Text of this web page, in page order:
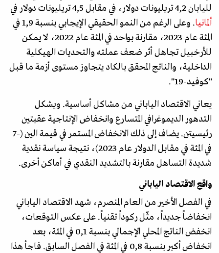
لليابان 4,2 تريليونات دولار، في مقابل 4,5 تريليونات دولار في
ألمانيا
. وعلى الرغم من النمو الحقيقي الإيجابي بنسبة 1,9 في
المئة عام 2023، مقارنة بواحد في المئة عام 2022، لا يمكن
للأرخبيل تجاهل أثر ضعف عملته والتحديات الهيكلية
الداخلية، والناتج المحقق بالكاد يتجاوز مستوى أزمة ما قبل
"كوفيد-19".
يعاني الاقتصاد الياباني من مشاكل أساسية. ويشكل
التدهور الديموغرافي المتسارع وانخفاض الإنتاجية عقبتين
رئيسيتن. يضاف إلى ذلك الانخفاض المستمر في قيمة الين (-7
في المئة في مقابل الدولار عام 2023)، نتيجة سياسة نقدية
شديدة التساهل مقارنة بالتشديد النقدي في أماكن أخرى.
واقع الاقتصاد الياباني
في الفصل الأخير من العام المنصرم، شهد الاقتصاد الياباني
انخفاضاً جديداً، مثّل ركوداً تقنياً. على عكس التوقعات،
انخفض الناتج المحلي الإجمالي بنسبة 0,1 في المئة، بعد
انخفاض أكبر بنسبة 0,8 في المئة في الفصل السابق. فاجأ هذا